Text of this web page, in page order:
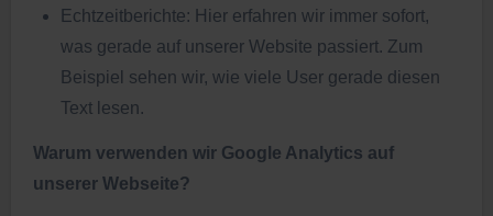
Echtzeitberichte: Hier erfahren wir immer sofort,
was gerade auf unserer Website passiert. Zum
Beispiel sehen wir, wie viele User gerade diesen
Text lesen.
Warum verwenden wir Google Analytics auf
unserer Webseite?